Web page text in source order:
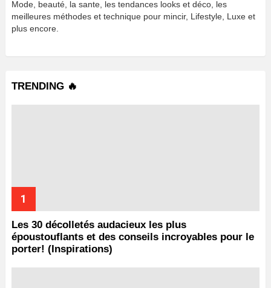
Mode, beauté, la sante, les tendances looks et déco, les
meilleures méthodes et technique pour mincir, Lifestyle, Luxe et
plus encore.
TRENDING 🔥
Les 30 décolletés audacieux les plus
époustouflants et des conseils incroyables pour le
porter! (Inspirations)